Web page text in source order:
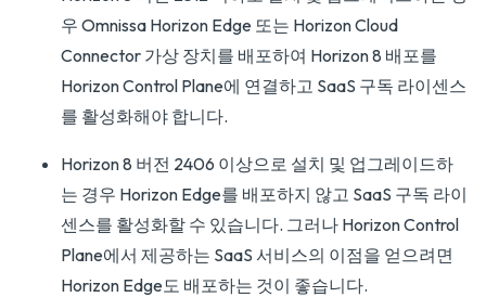
우 Omnissa Horizon Edge 또는 Horizon Cloud
Connector 가상 장치를 배포하여 Horizon 8 배포를
Horizon Control Plane에 연결하고 SaaS 구독 라이센스
를 활성화해야 합니다.
Horizon 8 버전 2406 이상으로 설치 및 업그레이드하
는 경우 Horizon Edge를 배포하지 않고 SaaS 구독 라이
센스를 활성화할 수 있습니다. 그러나 Horizon Control
Plane에서 제공하는 SaaS 서비스의 이점을 얻으려면
Horizon Edge도 배포하는 것이 좋습니다.